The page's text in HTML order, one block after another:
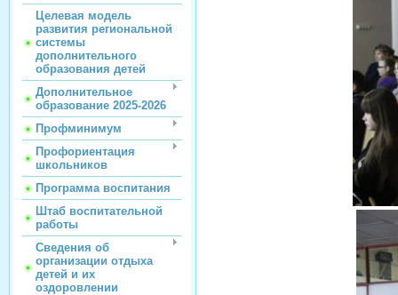
Целевая модель
развития региональной
системы
дополнительного
образования детей
Дополнительное
образование 2025-2026
Профминимум
Профориентация
школьников
Программа воспитания
Штаб воспитательной
работы
Сведения об
организации отдыха
детей и их
оздоровлении